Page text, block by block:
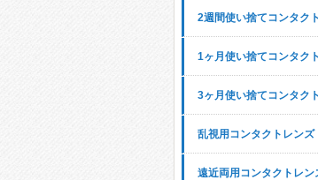
2週間使い捨てコンタク
1ヶ月使い捨てコンタク
3ヶ月使い捨てコンタク
乱視用コンタクトレンズ
遠近両用コンタクトレン